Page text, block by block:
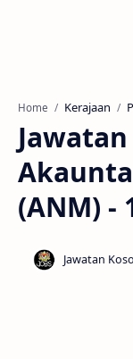
Home Kerajaan
(ANM) -